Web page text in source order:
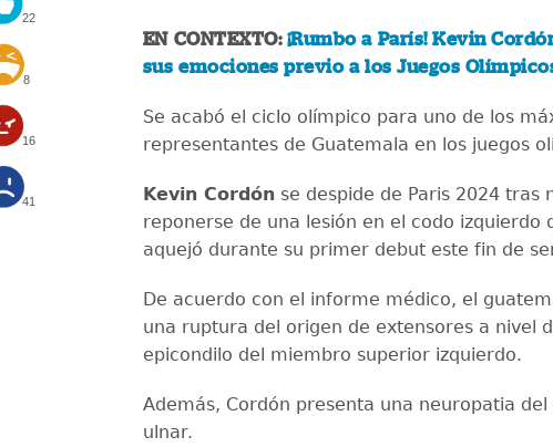
22
8
16
41
EN CONTEXTO: ¡Rumbo a París! Kevin
sus emociones previo a los Juegos
Se acabó el ciclo olímpico para uno de los
representantes de Guatemala en los juegos
Kevin Cordón se despide de Paris 2024 tras
reponerse de una lesión en el codo izquierdo
aquejó durante su primer debut este fin de
De acuerdo con el informe médico, el
una ruptura del origen de extensores a nivel
epicondilo del miembro superior izquierdo.
Además, Cordón presenta una neuropatia del
ulnar.